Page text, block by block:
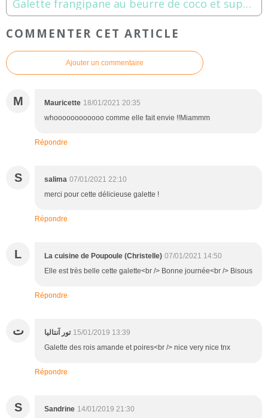
Galette frangipane au beurre de coco et suprêmes d'orange
COMMENTER CET ARTICLE
Ajouter un commentaire
M Mauricette 18/01/2021 20:35
whoooooooooooo comme elle fait envie !!Miammm
Répondre
S salima 07/01/2021 22:10
merci pour cette délicieuse galette !
Répondre
L La cuisine de Poupoule (Christelle) 07/01/2021 14:50
Elle est très belle cette galette<br /> Bonne journée<br /> Bisous
Répondre
ت تور آنتالیا 15/01/2019 13:39
Galette des rois amande et poires<br /> nice very nice tnx
Répondre
S Sandrine 14/01/2019 21:30